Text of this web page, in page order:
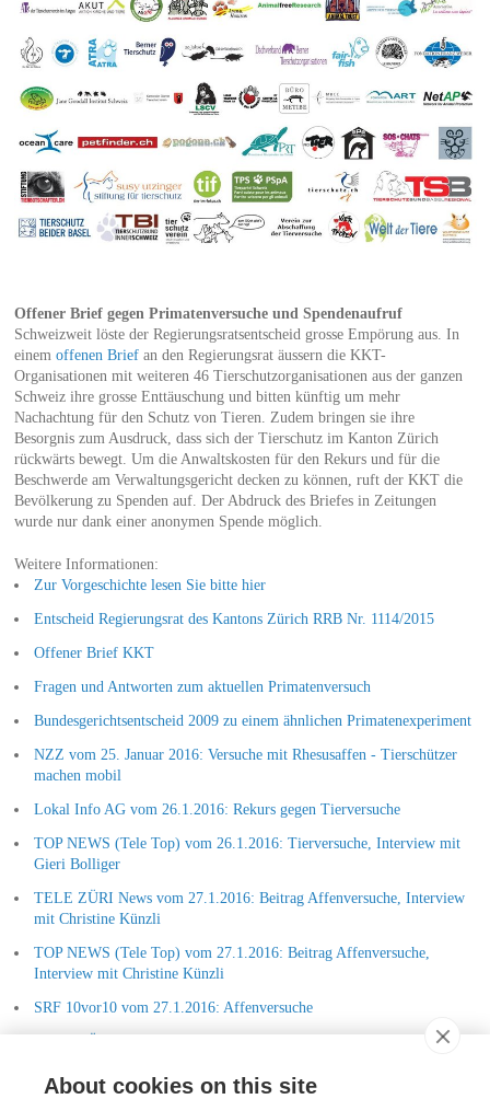
Offener Brief gegen Primatenversuche und Spendenaufruf
Schweizweit löste der Regierungsratsentscheid grosse Empörung aus. In
einem offenen Briefan den Regierungsrat äussern die KKT-
Organisationen mit weiteren 46 Tierschutzorganisationen aus der ganzen
Schweiz ihre grosse Enttäuschung und bitten künftig um mehr
Nachachtung für den Schutz von Tieren. Zudem bringen sie ihre
Besorgnis zum Ausdruck, dass sich der Tierschutz im Kanton Zürich
rückwärts bewegt. Um die Anwaltskosten für den Rekurs und für die
Beschwerde am Verwaltungsgericht decken zu können, ruft der KKT die
Bevölkerung zu Spenden auf. Der Abdruck des Briefes in Zeitungen
wurde nur dank einer anonymen Spende möglich.
Weitere Informationen:
Zur Vorgeschichte lesen Sie bitte hier
Entscheid Regierungsrat des Kantons Zürich RRB Nr. 1114/2015
Offener Brief KKT
Fragen und Antworten zum aktuellen Primatenversuch
Bundesgerichtsentscheid 2009 zu einem ähnlichen Primatenexperiment
NZZ vom 25. Januar 2016: Versuche mit Rhesusaffen - Tierschützer
machen mobil
Lokal Info AG vom 26.1.2016: Rekurs gegen Tierversuche
TOP NEWS (Tele Top) vom 26.1.2016: Tierversuche, Interview mit
Gieri Bolliger
TELE ZÜRI News vom 27.1.2016: Beitrag Affenversuche, Interview
mit Christine Künzli
TOP NEWS (Tele Top) vom 27.1.2016: Beitrag Affenversuche,
Interview mit Christine Künzli
SRF 10vor10 vom 27.1.2016: Affenversuche
About cookies on this site